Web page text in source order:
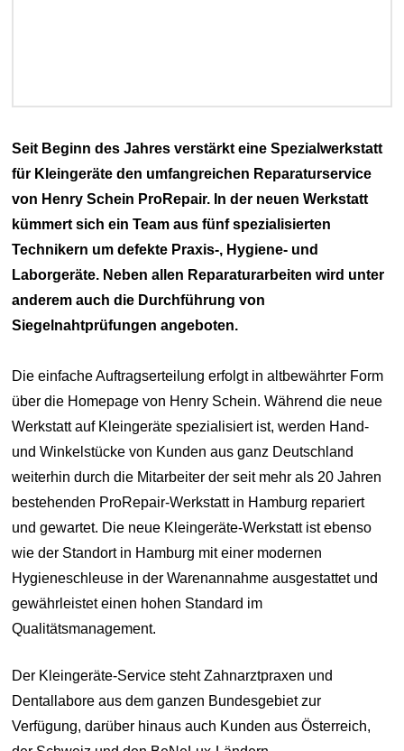
Seit Beginn des Jahres verstärkt eine Spezialwerkstatt
für Kleingeräte den umfangreichen Reparaturservice
von Henry Schein ProRepair. In der neuen Werkstatt
kümmert sich ein Team aus fünf spezialisierten
Technikern um defekte Praxis-, Hygiene- und
Laborgeräte. Neben allen Reparaturarbeiten wird unter
anderem auch die Durchführung von
Siegelnahtprüfungen angeboten.
Die einfache Auftragserteilung erfolgt in altbewährter Form
über die Homepage von Henry Schein. Während die neue
Werkstatt auf Kleingeräte spezialisiert ist, werden Hand-
und Winkelstücke von Kunden aus ganz Deutschland
weiterhin durch die Mitarbeiter der seit mehr als 20 Jahren
bestehenden ProRepair-Werkstatt in Hamburg repariert
und gewartet. Die neue Kleingeräte-Werkstatt ist ebenso
wie der Standort in Hamburg mit einer modernen
Hygieneschleuse in der Warenannahme ausgestattet und
gewährleistet einen hohen Standard im
Qualitätsmanagement.
Der Kleingeräte-Service steht Zahnarztpraxen und
Dentallabore aus dem ganzen Bundesgebiet zur
Verfügung, darüber hinaus auch Kunden aus Österreich,